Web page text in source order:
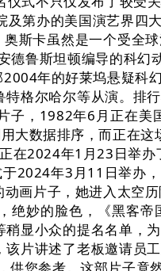
第办的美国演艺界
斯卡虽然是一个受全
鲁斯坦顿编导的科
年的好莱坞悬疑
格尔哈尔等从演。
子，1982年6月正在
大数据排序，而正在
2024年1月23日举办
2024年3月11日举
画片子，她进入太空
绝妙的脸色，《黑客
显小众的提名名单，
片讲述了老板邀请